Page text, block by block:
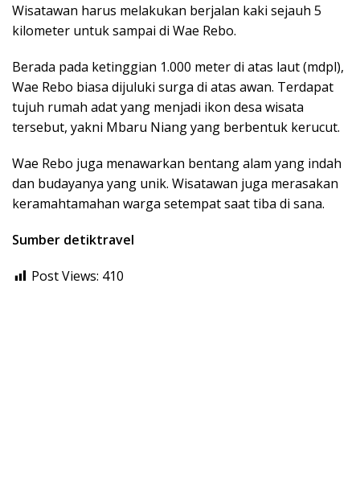
Wisatawan harus melakukan berjalan kaki sejauh 5
kilometer untuk sampai di Wae Rebo.
Berada pada ketinggian 1.000 meter di atas laut (mdpl),
Wae Rebo biasa dijuluki surga di atas awan. Terdapat
tujuh rumah adat yang menjadi ikon desa wisata
tersebut, yakni Mbaru Niang yang berbentuk kerucut.
Wae Rebo juga menawarkan bentang alam yang indah
dan budayanya yang unik. Wisatawan juga merasakan
keramahtamahan warga setempat saat tiba di sana.
Sumber detiktravel
Post Views: 410